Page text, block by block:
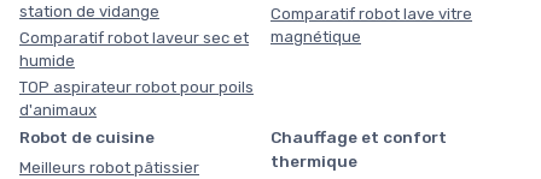
station de vidange
Comparatif robot laveur sec et
humide
TOP aspirateur robot pour poils
d'animaux
Comparatif robot lave vitre
magnétique
Robot de cuisine
Meilleurs robot pâtissier
Chauffage et confort
thermique